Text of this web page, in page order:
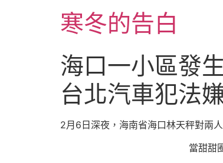
寒冬的告白
海口一小區發
台北汽車犯法
2月6日深夜，海南省海口林天秤對兩
當甜甜